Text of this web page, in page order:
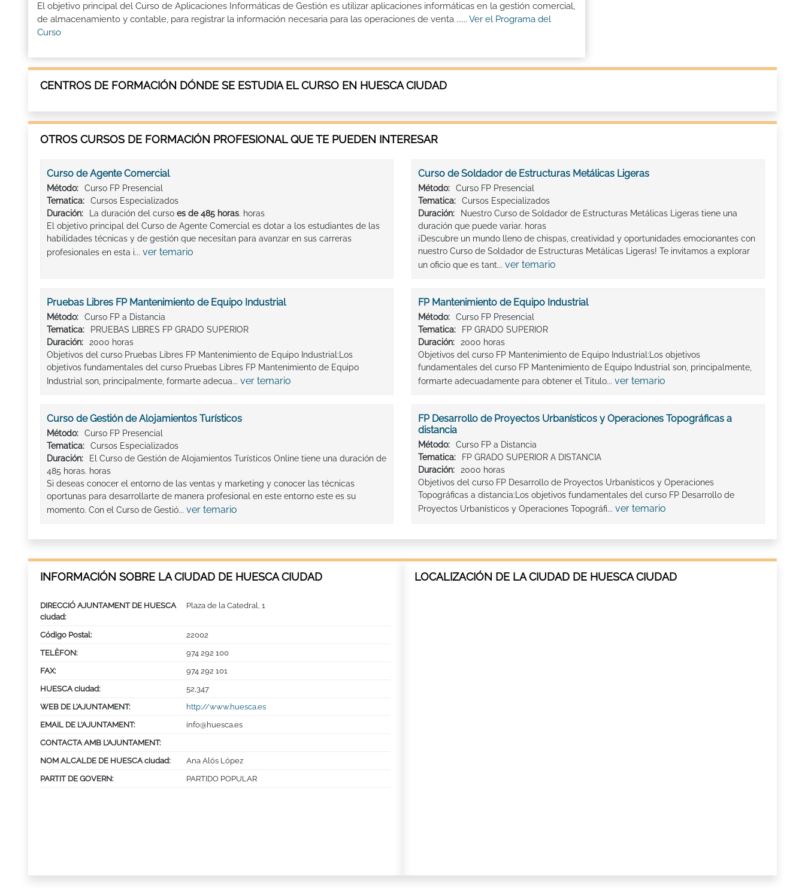
El objetivo principal del Curso de Aplicaciones Informáticas de Gestión es utilizar aplicaciones informáticas en la gestión comercial,
de almacenamiento y contable, para registrar la información necesaria para las operaciones de venta ...... Ver el Programa del
Curso
CENTROS DE FORMACIÓN DÓNDE SE ESTUDIA EL CURSO EN HUESCA CIUDAD
OTROS CURSOS DE FORMACIÓN PROFESIONAL QUE TE PUEDEN INTERESAR
Curso de Agente Comercial
Método:
Curso FP Presencial
Tematica:
Cursos Especializados
Duración:
La duración del curso es de 485 horas. horas
El objetivo principal del Curso de Agente Comercial es dotar a los estudiantes de las
habilidades técnicas y de gestión que necesitan para avanzar en sus carreras
profesionales en esta i... ver temario
Curso de Soldador de Estructuras Metálicas Ligeras
Método:
Curso FP Presencial
Tematica:
Cursos Especializados
Duración:
Nuestro Curso de Soldador de Estructuras Metálicas Ligeras tiene una
duración que puede variar. horas
¡Descubre un mundo lleno de chispas, creatividad y oportunidades emocionantes con
nuestro Curso de Soldador de Estructuras Metálicas Ligeras! Te invitamos a explorar
un oficio que es tant... ver temario
Pruebas Libres FP Mantenimiento de Equipo Industrial
Método:
Curso FP a Distancia
Tematica:
PRUEBAS LIBRES FP GRADO SUPERIOR
Duración:
2000 horas
Objetivos del curso Pruebas Libres FP Mantenimiento de Equipo Industrial:Los
objetivos fundamentales del curso Pruebas Libres FP Mantenimiento de Equipo
Industrial son, principalmente, formarte adecua... ver temario
FP Mantenimiento de Equipo Industrial
Método:
Curso FP Presencial
Tematica:
FP GRADO SUPERIOR
Duración:
2000 horas
Objetivos del curso FP Mantenimiento de Equipo Industrial:Los objetivos
fundamentales del curso FP Mantenimiento de Equipo Industrial son, principalmente,
formarte adecuadamente para obtener el Titulo... ver temario
Curso de Gestión de Alojamientos Turísticos
Método:
Curso FP Presencial
Tematica:
Cursos Especializados
Duración:
El Curso de Gestión de Alojamientos Turísticos Online tiene una duración de
485 horas. horas
Si deseas conocer el entorno de las ventas y marketing y conocer las técnicas
oportunas para desarrollarte de manera profesional en este entorno este es su
momento. Con el Curso de Gestió... ver temario
FP Desarrollo de Proyectos Urbanísticos y Operaciones Topográficas a
distancia
Método:
Curso FP a Distancia
Tematica:
FP GRADO SUPERIOR A DISTANCIA
Duración:
2000 horas
Objetivos del curso FP Desarrollo de Proyectos Urbanísticos y Operaciones
Topográficas a distancia:Los objetivos fundamentales del curso FP Desarrollo de
Proyectos Urbanísticos y Operaciones Topográfi... ver temario
INFORMACIÓN SOBRE LA CIUDAD DE HUESCA CIUDAD
DIRECCIÓ AJUNTAMENT DE HUESCA
ciudad:
Plaza de la Catedral, 1
Código Postal:
22002
TELÈFON:
974 292 100
FAX:
974 292 101
HUESCA ciudad:
52,347
WEB DE L’AJUNTAMENT:
http://www.huesca.es
EMAIL DE L’AJUNTAMENT:
info@huesca.es
CONTACTA AMB L’AJUNTAMENT:
NOM ALCALDE DE HUESCA ciudad:
Ana Alós López
PARTIT DE GOVERN:
PARTIDO POPULAR
LOCALIZACIÓN DE LA CIUDAD DE HUESCA CIUDAD